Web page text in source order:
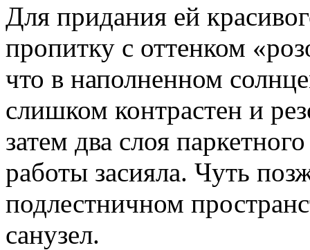
Для придания ей
пропитку с оттенком
что в наполненном
слишком контрастен и
затем два слоя
работы засияла. Чуть
подлестничном
санузел.